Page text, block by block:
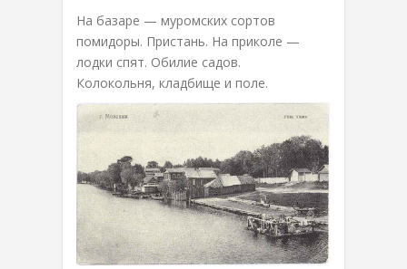
На базаре — муромских сортов
помидоры. Пристань. На приколе —
лодки спят. Обилие садов.
Колокольня, кладбище и поле.